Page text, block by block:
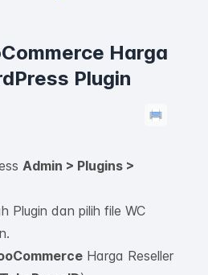
Harga
Plugin
Admin > Plugins >
Plugin dan pilih file WC
Harga Reseller